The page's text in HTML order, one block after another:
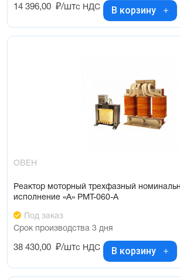
14 396,00 ₽/штс НДС В корзину
ОВЕН
Реактор моторный трехфазный
исполнение «А» РМТ-060-А
Под заказ
Срок производства 3 дня
38 430,00 ₽/штс НДС В корзину